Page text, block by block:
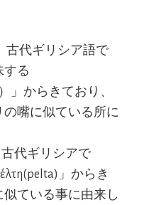
古代ギリシア語で
する
」からきており、
嘴に似ている所に
代ギリシアで
」からき
ている事に由来し